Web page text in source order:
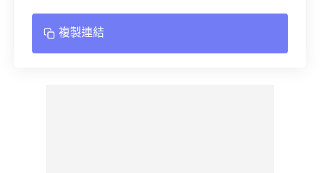
複製連結